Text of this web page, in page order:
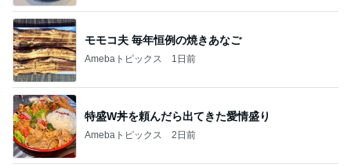
モモコ夫 毎年恒例の焼きあなご
Amebaトピックス 1日前
特盛W丼を頼んだら出てきた愛情盛り
Amebaトピックス 2日前